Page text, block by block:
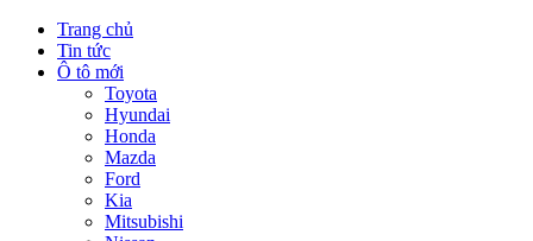
Trang chủ
Tin tức
Ô tô mới
Toyota
Hyundai
Honda
Mazda
Ford
Kia
Mitsubishi